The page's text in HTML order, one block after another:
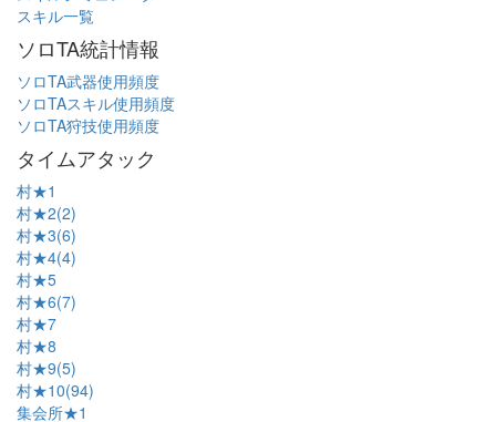
スキル一覧
ソロTA統計情報
ソロTA武器使用頻度
ソロTAスキル使用頻度
ソロTA狩技使用頻度
タイムアタック
村★1
村★2(2)
村★3(6)
村★4(4)
村★5
村★6(7)
村★7
村★8
村★9(5)
村★10(94)
集会所★1